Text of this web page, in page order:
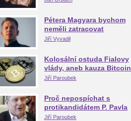
Pétera Magyara bychom
neměli zatracovat
Jiří Vyvadil
Kolosální ostuda Fialovy
vlády, aneb kauza Bitcoin
Jiří Paroubek
Proč nepospíchat s
protikandidátem P. Pavla
Jiří Paroubek